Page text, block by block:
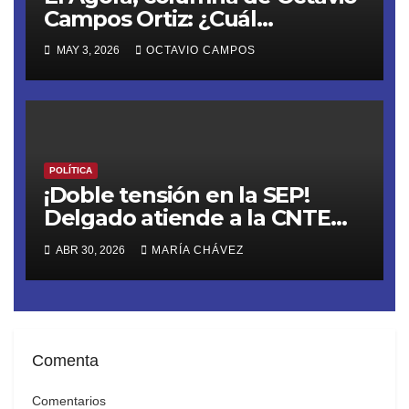
Campos Ortiz: ¿Cuál
soberanía?
MAY 3, 2026 OCTAVIO CAMPOS
POLÍTICA
¡Doble tensión en la SEP!
Delgado atiende a la CNTE
previo a la megamarcha y
evalúa recortar el ciclo
escolar
ABR 30, 2026 MARÍA CHÁVEZ
Comenta
Comentarios